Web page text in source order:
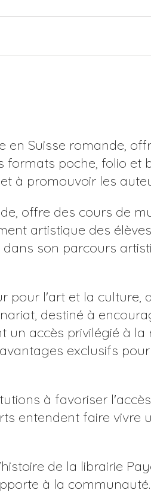
en Suisse romande,
poche, folio et
à promouvoir les
offre des cours de
artistique des
son parcours
l'art et la culture,
destiné à
un accès privilégié à la
exclusifs
à favoriser
entendent faire vivre
de la librairie
à la communauté.